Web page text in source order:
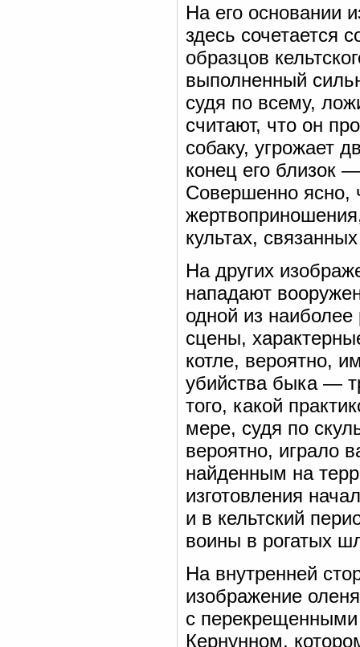
На его основании
здесь сочетается
образцов
выполненный
судя по всему,
считают, что он
собаку, угрожает
конец его близок
Совершенно ясно,
культах,
На других
нападают
одной из
сцены,
котле, вероятно,
убийства быка —
того, какой
мере, судя по
вероятно, играло
найденным на
изготовления
и в кельтский
воины в рогатых
На внутренней
изображение
с
Кернунном,